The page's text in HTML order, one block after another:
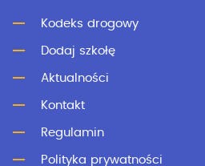
Kodeks drogowy
Dodaj szkołę
Aktualności
Kontakt
Regulamin
Polityka prywatności